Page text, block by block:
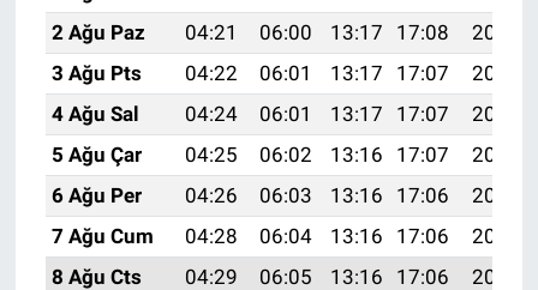
2 Ağu Paz
04:21 06:00 13:17 17:08
20:24
3 Ağu Pts
04:22 06:01 13:17 17:07
20:23
4 Ağu Sal
04:24 06:01 13:17 17:07
20:22
5 Ağu Çar
04:25 06:02 13:16 17:07
20:21
6 Ağu Per
04:26 06:03 13:16 17:06
20:20
7 Ağu Cum
04:28 06:04 13:16 17:06
20:18
8 Ağu Cts
04:29 06:05 13:16 17:06
20:17